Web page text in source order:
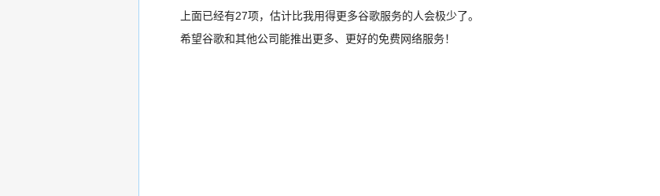
上面已经有27项，估计比我用得更多谷歌服务的人会极少了。
希望谷歌和其他公司能推出更多、更好的免费网络服务！